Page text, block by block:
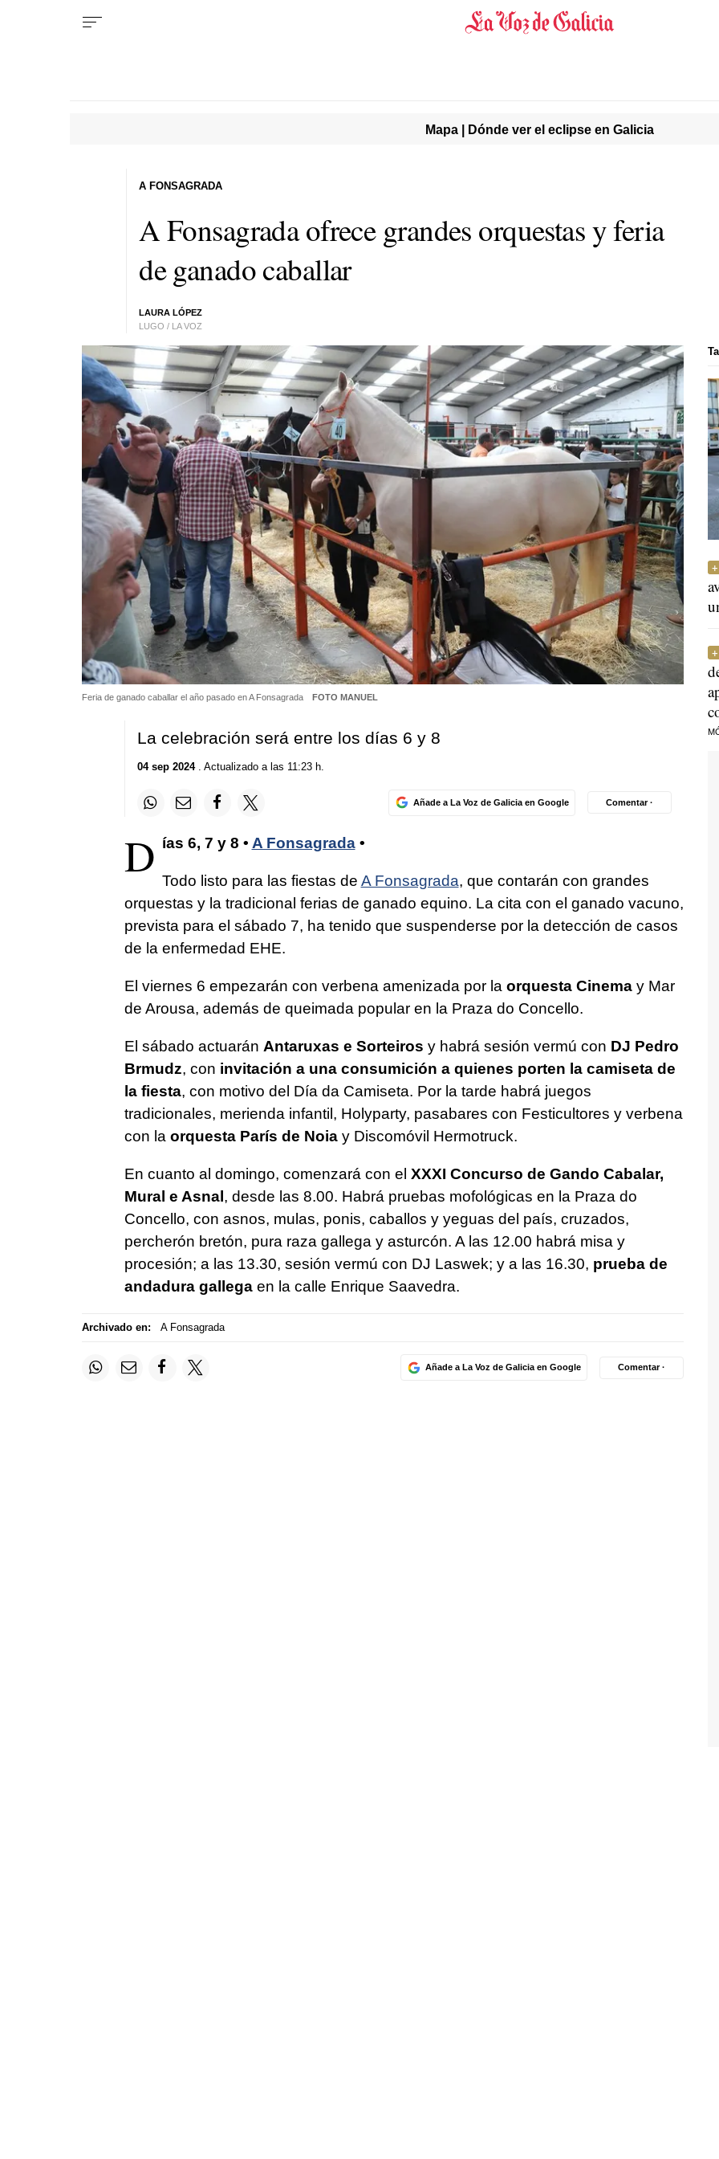
Mapa | Dónde ver el eclipse en Galicia
A Fonsagrada ofrece grandes orquestas y feria
de ganado caballar
LAURA LÓPEZ
LUGO / LA VOZ
A FONSAGRADA
Feria de ganado caballar el año pasado en A Fonsagrada FOTO MANUEL
La celebración será entre los días 6 y 8
04 sep 2024. Actualizado a las 11:23 h.
Añade a La Voz de Galicia en Google Comentar ·
D ías 6, 7 y 8 • A Fonsagrada•
Todo listo para las fiestas de A Fonsagrada, que contarán con grandes
orquestas y la tradicional ferias de ganado equino. La cita con el ganado vacuno,
prevista para el sábado 7, ha tenido que suspenderse por la detección de casos
de la enfermedad EHE.
El viernes 6 empezarán con verbena amenizada por la orquesta Cinemay Mar
de Arousa, además de queimada popular en la Praza do Concello.
El sábado actuarán Antaruxas e Sorteiros y habrá sesión vermú con DJ Pedro
Brmudz, con invitación a una consumición a quienes porten la camiseta de
la fiesta, con motivo del Día da Camiseta. Por la tarde habrá juegos
tradicionales, merienda infantil, Holyparty, pasabares con Festicultores y verbena
con la orquesta París de Noiay Discomóvil Hermotruck.
En cuanto al domingo, comenzará con el XXXI Concurso de Gando Cabalar,
Mural e Asnal, desde las 8.00. Habrá pruebas mofológicas en la Praza do
Concello, con asnos, mulas, ponis, caballos y yeguas del país, cruzados,
percherón bretón, pura raza gallega y asturcón. A las 12.00 habrá misa y
procesión; a las 13.30, sesión vermú con DJ Laswek; y a las 16.30, prueba de
andadura gallegaen la calle Enrique Saavedra.
Archivado en: A Fonsagrada
Añade a La Voz de Galicia en Google Comentar ·